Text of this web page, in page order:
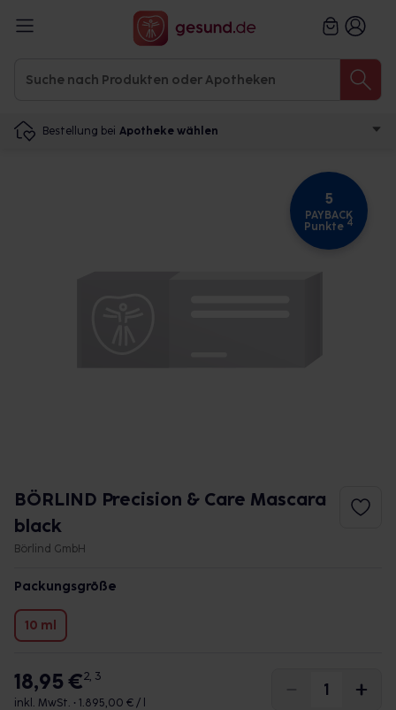
Bestellung bei Apotheke wählen
5
PAYBACK
Punkte 4
BÖRLIND Precision & Care Mascara
black
Börlind GmbH
Packungsgröße
10 ml
18,95 €2, 3
inkl. MwSt. • 1.895,00 € / l